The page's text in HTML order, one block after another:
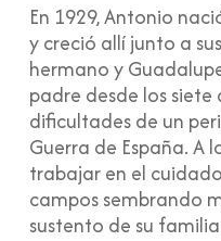
En 1929, Antonio
y creció allí junto a
hermano y
padre desde los
dificultades de un
Guerra de España. A
trabajar en el
campos sembrando
sustento de su